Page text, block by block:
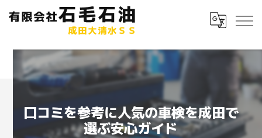
口コミを参考に人気の車検を成田で
選ぶ安心ガイド